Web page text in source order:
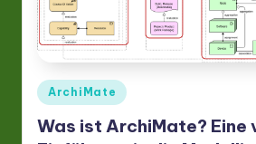
Posted
in
ArchiMate
Was ist ArchiMate?